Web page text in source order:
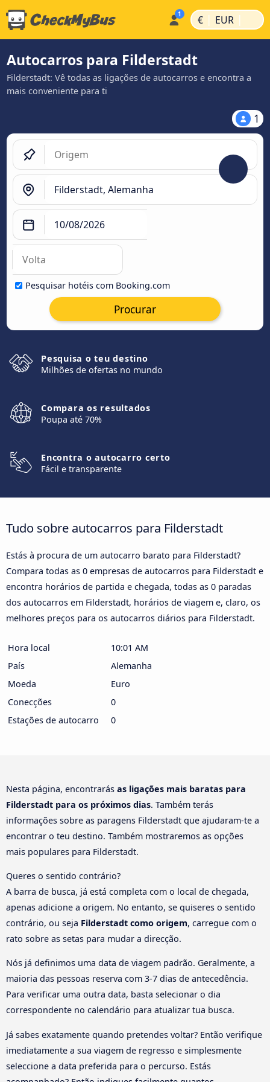
€ | EUR |
Autocarros para Filderstadt
Filderstadt: Vê todas as ligações de autocarros e encontra a
mais conveniente para ti
1
Pesquisar hotéis com Booking.com
Procurar
Pesquisa o teu destino
Milhões de ofertas no mundo
Compara os resultados
Poupa até 70%
Encontra o autocarro certo
Fácil e transparente
Tudo sobre autocarros para Filderstadt
Estás à procura de um autocarro barato para Filderstadt?
Compara todas as 0 empresas de autocarros para Filderstadt e
encontra horários de partida e chegada, todas as 0 paradas
dos autocarros em Filderstadt, horários de viagem e, claro, os
melhores preços para os autocarros diários para Filderstadt.
Hora local
10:01 AM
País
Alemanha
Moeda
Euro
Conecções
0
Estações de autocarro
0
Nesta página, encontrarás as ligações mais baratas para
Filderstadt para os próximos dias. Também terás
informações sobre as paragens Filderstadt que ajudaram-te a
encontrar o teu destino. Também mostraremos as opções
mais populares para Filderstadt.
Queres o sentido contrário?
A barra de busca, já está completa com o local de chegada,
apenas adicione a origem. No entanto, se quiseres o sentido
contrário, ou seja Filderstadt como origem, carregue com o
rato sobre as setas para mudar a direcção.
Nós já definimos uma data de viagem padrão. Geralmente, a
maioria das pessoas reserva com 3-7 dias de antecedência.
Para verificar uma outra data, basta selecionar o dia
correspondente no calendário para atualizar tua busca.
Já sabes exatamente quando pretendes voltar? Então verifique
imediatamente a sua viagem de regresso e simplesmente
seleccione a data preferida para o percurso. Estás